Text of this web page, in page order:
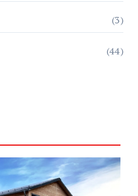
(3)
(44)